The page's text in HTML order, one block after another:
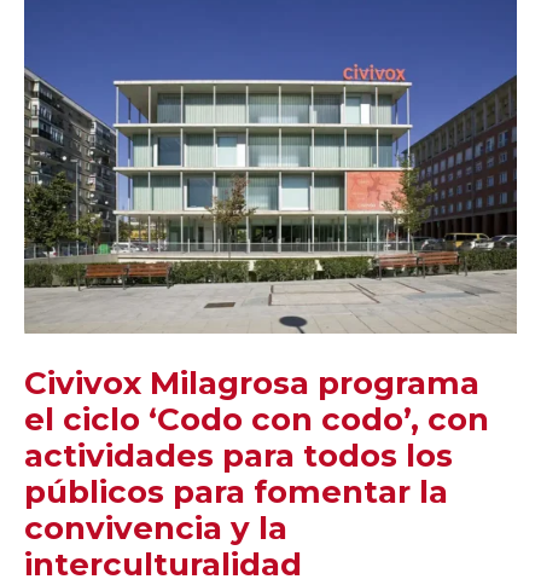
Civivox Milagrosa programa
el ciclo ‘Codo con codo’, con
actividades para todos los
públicos para fomentar la
convivencia y la
interculturalidad